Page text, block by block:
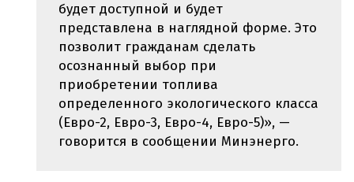
будет доступной и будет
представлена в наглядной форме. Это
позволит гражданам сделать
осознанный выбор при
приобретении топлива
определенного экологического класса
(Евро-2, Евро-3, Евро-4, Евро-5)», —
говорится в сообщении Минэнерго.